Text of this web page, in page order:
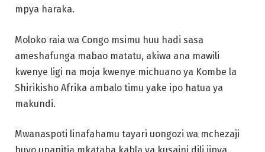
mpya haraka.
Moloko raia wa Congo msimu huu hadi sasa
ameshafunga mabao matatu, akiwa ana mawili
kwenye ligi na moja kwenye michuano ya Kombe la
Shirikisho Afrika ambalo timu yake ipo hatua ya
makundi.
Mwanaspoti linafahamu tayari uongozi wa mchezaji